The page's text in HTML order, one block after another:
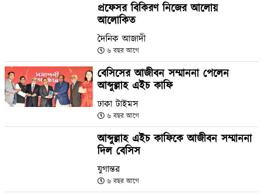
প্রফেসর বিকিরণ নিজের আলোয়
আলোকিত
দৈনিক আজাদী
৬ বছর আগে
বেসিসের আজীবন সম্মাননা পেলেন
আব্দুল্লাহ এইচ কাফি
ঢাকা টাইমস
৬ বছর আগে
আব্দুল্লাহ এইচ কাফিকে আজীবন সম্মাননা
দিল বেসিস
যুগান্তর
৬ বছর আগে